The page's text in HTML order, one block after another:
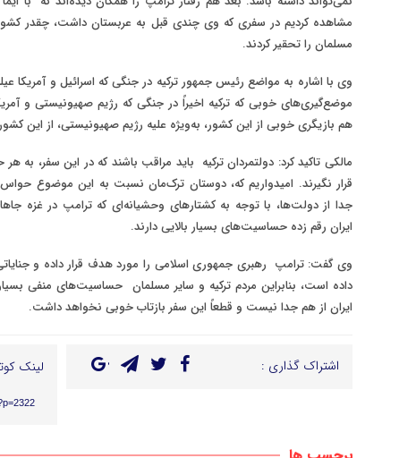
مشاهده کردیم در سفری که وی چندی قبل به عربستان داشت، چقدر
مسلمان را تحقیر کردند.
وی با اشاره به مواضع رئیس جمهور ترکیه در جنگی که اسرائیل و آمریکا
موضع‌گیری‌های خوبی که ترکیه اخیراً در جنگی که رژیم صهیونیستی و
هم بازیگری خوبی از این کشور، به‌ویژه علیه رژیم صهیونیستی، از این
مالکی تاکید کرد: دولتمردان ترکیه باید مراقب باشند که در این سفر، به
قرار نگیرند. امیدواریم که، دوستان ترک‌مان نسبت به این موضوع
جدا از دولت‌ها، با توجه به کشتارهای وحشیانه‌ای که ترامپ در غزه
ایران رقم زده حساسیت‌های بسیار بالایی دارند.
وی گفت: ترامپ رهبری جمهوری اسلامی را مورد هدف قرار داده و
داده است، بنابراین مردم ترکیه و سایر مسلمان حساسیت‌های منفی
ایران از هم جدا نیست و قطعاً این سفر بازتاب خوبی نخواهد داشت.
اشتراک گذاری : لینک